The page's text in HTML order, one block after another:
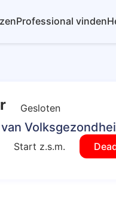
Professional vinden
Gesloten
Start z.s.m.